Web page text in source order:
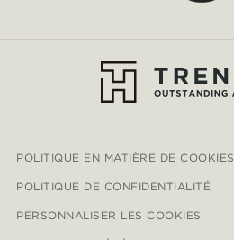
POLITIQUE EN MATIÈRE DE COOKIES
POLITIQUE DE CONFIDENTIALITÉ
PERSONNALISER LES COOKIES